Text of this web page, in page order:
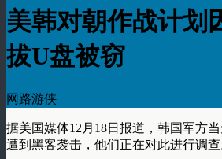
美韩对朝作战计划
拔U盘被窃
网路游侠
据美国媒体12月18日报道，韩国军方
遭到黑客袭击，他们正在对此进行调查